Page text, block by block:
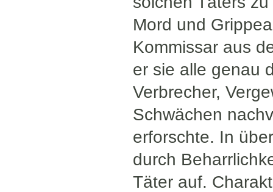
Mord und
Kommissar aus
er sie alle genau
Verbrecher,
Schwächen
erforschte. In
durch
Täter auf.